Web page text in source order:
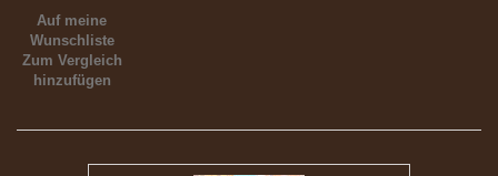
Auf meine
Wunschliste
Zum Vergleich
hinzufügen